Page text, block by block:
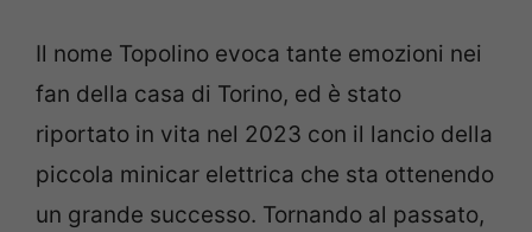
Il nome Topolino evoca tante emozioni nei
fan della casa di Torino, ed è stato
riportato in vita nel 2023 con il lancio della
piccola minicar elettrica che sta ottenendo
un grande successo. Tornando al passato,